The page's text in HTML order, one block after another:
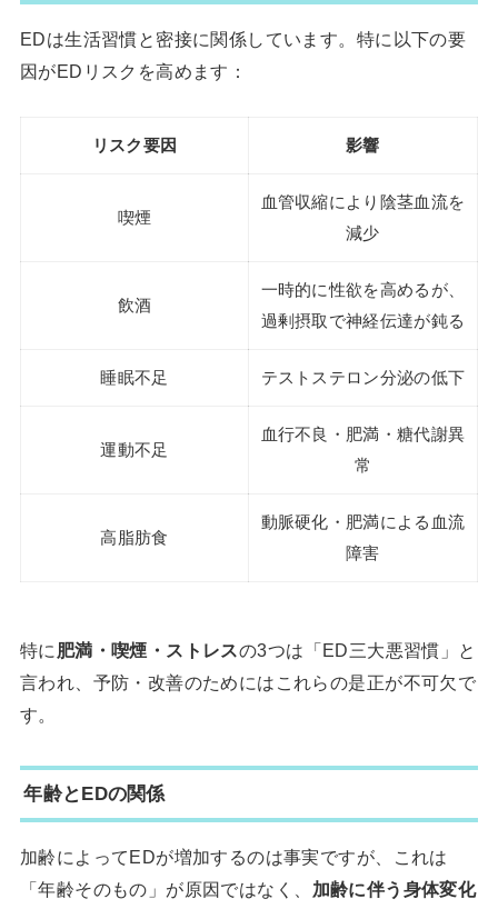
EDは生活習慣と密接に関係しています。特に以下の要
因がEDリスクを高めます：
リスク要因 影響
喫煙
血管収縮により陰茎血流を
減少
飲酒
一時的に性欲を高めるが、
過剰摂取で神経伝達が鈍る
睡眠不足 テストステロン分泌の低下
運動不足
血行不良・肥満・糖代謝異
常
高脂肪食
動脈硬化・肥満による血流
障害
特に 肥満・喫煙・ストレスの3つは「ED三大悪習慣」と
言われ、予防・改善のためにはこれらの是正が不可欠で
す。
年齢とEDの関係
加齢によってEDが増加するのは事実ですが、これは
「年齢そのもの」が原因ではなく、 加齢に伴う身体変化